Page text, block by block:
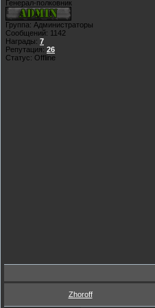
Генерал-полковник
Группа: Администраторы
Сообщений: 1142
Награды: 7
Репутация: 26
Статус: Offline
Zhoroff